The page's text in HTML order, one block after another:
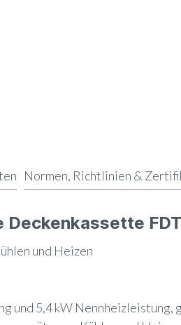
Normen, Richtlinien &
und Heizen
und 5,4 kW